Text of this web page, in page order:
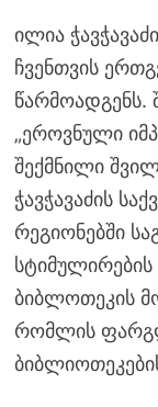
ილია
ჩვენთვის
წარმოადგენს.
„ეროვნული
შექმნილი
ჭავჭავაძის
რეგიონებში
ბიბლოთეკის
რომლის